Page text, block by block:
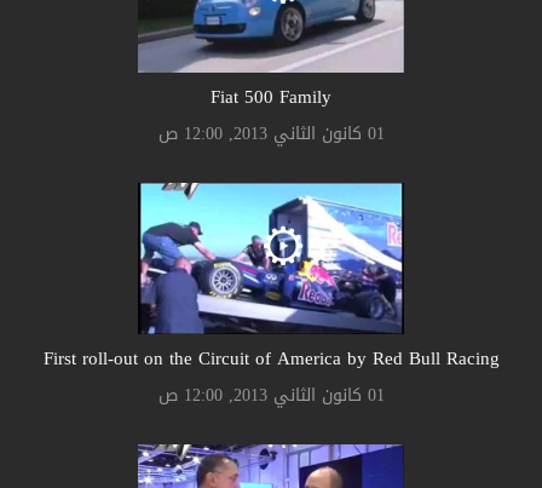
Fiat 500 Family
01 كانون الثاني 2013, 12:00 ص
First roll-out on the Circuit of America by Red Bull Racing
01 كانون الثاني 2013, 12:00 ص